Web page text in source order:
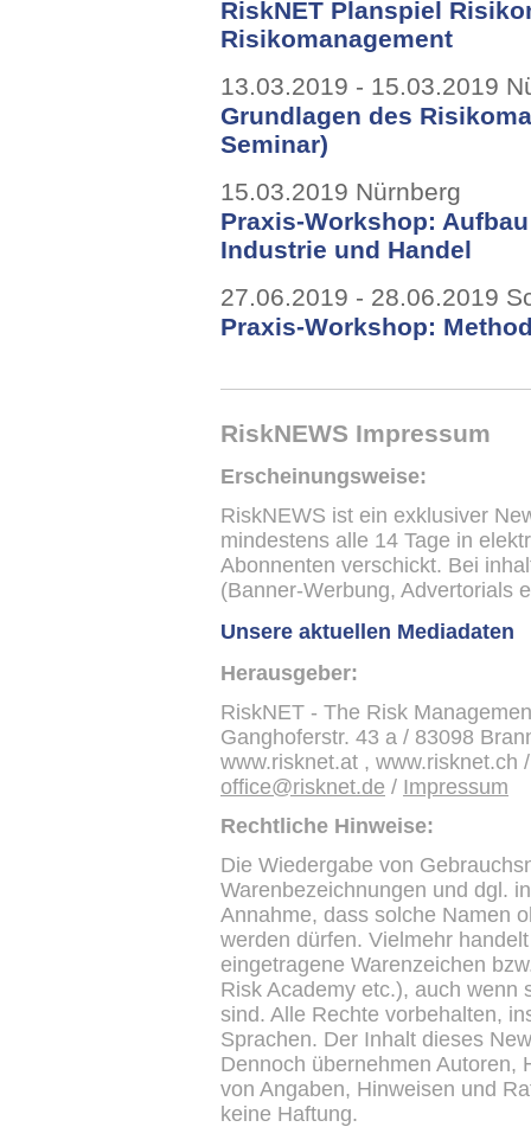
RiskNET Planspiel
Risikomanagement
13.03.2019 - 15.03.2019
Grundlagen des
Seminar)
15.03.2019 Nürnberg
Praxis-Workshop:
Industrie und Handel
27.06.2019 - 28.06.2019
Praxis-Workshop:
RiskNEWS Impressum
Erscheinungsweise:
RiskNEWS ist ein exklusiver
mindestens alle 14 Tage in
Abonnenten verschickt. Bei
(Banner-Werbung, Advertorials
Unsere aktuellen Mediadaten
Herausgeber:
RiskNET - The Risk
Ganghoferstr. 43 a / 83098
www.risknet.at , www.risknet.ch
office@risknet.de / Impressum
Rechtliche Hinweise:
Die Wiedergabe von
Warenbezeichnungen und dgl.
Annahme, dass solche Namen
werden dürfen. Vielmehr
eingetragene Warenzeichen
Risk Academy etc.), auch wenn
sind. Alle Rechte vorbehalten,
Sprachen. Der Inhalt dieses
Dennoch übernehmen Autoren,
von Angaben, Hinweisen und
keine Haftung.